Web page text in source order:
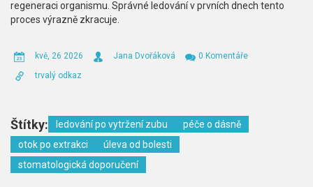
regeneraci organismu. Správné ledování v prvních dnech tento
proces výrazně zkracuje.
kvě, 26 2026 Jana Dvořáková
0 Komentáře
trvalý odkaz
Štítky: ledování po vytržení zubu
péče o dásně
otok po extrakci
úleva od bolesti
stomatologická doporučení